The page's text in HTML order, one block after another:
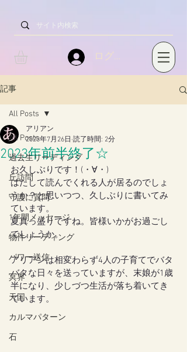
ログイン
記事
All Posts
過去生リーディング
丘訪問
守護に質問
1年間メッセージ
物件リーディング
パワー送信
冥界
天国
カルマパターン
石
All Posts
2023年前半終了☆
アリアン
2023年7月26日 読了時間: 2分
お久しぶりです！(・∀・)
はたして読んでくれる人が居るのでしょ
うか？と思いつつ、久しぶりに書いてみ
ています。
夏真っ盛りですね。皆様いかがお過ごし
でしょうか。
アリアンは相変わらず4人の子育てでバタ
バタな日々を送っていますが、末娘が1歳
半になり、少しづつ生活が落ち着いてき
ています。